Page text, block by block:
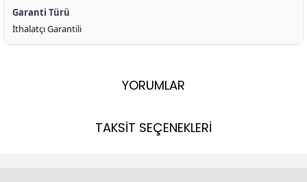
Garanti Türü
İthalatçı Garantili
YORUMLAR
TAKSİT SEÇENEKLERİ